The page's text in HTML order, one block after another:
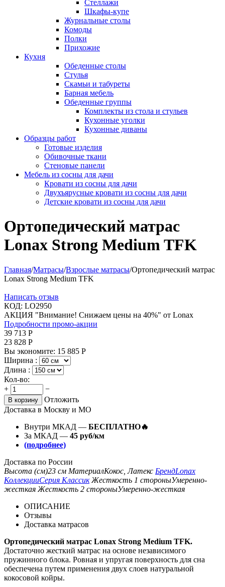
Стеллажи
Шкафы-купе
Журнальные столы
Комоды
Полки
Прихожие
Кухня
Обеденные столы
Стулья
Скамьи и табуреты
Барная мебель
Обеденные группы
Комплекты из стола и стульев
Кухонные уголки
Кухонные диваны
Образцы работ
Готовые изделия
Обивочные ткани
Стеновые панели
Мебель из сосны для дачи
Кровати из сосны для дачи
Двухъярусные кровати из сосны для дачи
Детские кровати из сосны для дачи
Ортопедический матрас
Lonax Strong Medium TFK
Главная/Матрасы/Взрослые матрасы/Ортопедический матрас
Lonax Strong Medium TFK
Написать отзыв
КОД: LO2950
АКЦИЯ "Внимание! Снижаем цены на 40%" от Lonax
Подробности промо-акции
39 713 Р
23 828 Р
Вы экономите: 15 885 Р
Ширина :
Длина :
Кол-во:
+
−
В корзину
Отложить
Доставка в Москву и МО
Внутри МКАД — БЕСПЛАТНО🔥
За МКАД — 45 руб/км
(подробнее)
Доставка по России
Высота (см)23 см МатериалКокос, Латекс БрендLonax
КоллекцииСерия Классик Жесткость 1 стороныУмеренно-
жесткая Жесткость 2 стороныУмеренно-жесткая
ОПИСАНИЕ
Отзывы
Доставка матрасов
Ортопедический матрас Lonax Strong Medium TFK.
Достаточно жесткий матрас на основе независимого
пружинного блока. Ровная и упругая поверхность для сна
обеспечена путем применения двух слоев натуральной
кокосовой койры.